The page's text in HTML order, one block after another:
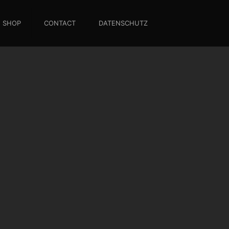
SHOP CONTACT DATENSCHUTZ